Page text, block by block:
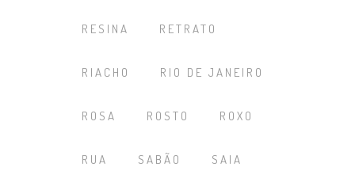
RESINA RETRATO
RIACHO RIO DE JANEIRO
ROSA ROSTO ROXO
RUA SABÃO SAIA